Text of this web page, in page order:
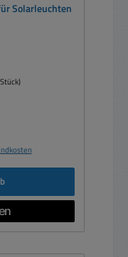
Solarleuchten